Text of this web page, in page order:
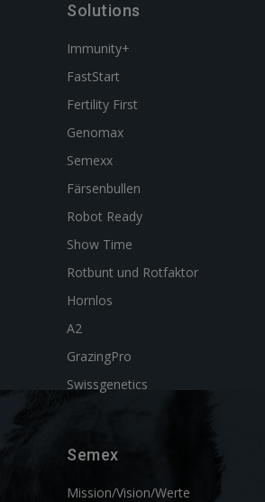
Solutions
Immunity+
FastStart
Fertility First
Genomax
Semexx
Färsenbullen
Robot Ready
Show Time
Rotbunt und Rotfaktor
Hornlos
A2
GrazingPro
Swissgenetics
Semex
Mission/Vision/Werte